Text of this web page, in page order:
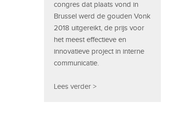
congres dat plaats vond in
Brussel werd de gouden Vonk
2018 uitgereikt, de prijs voor
het meest effectieve en
innovatieve project in interne
communicatie.
Lees verder >